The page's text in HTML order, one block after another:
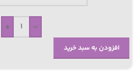
-
+
افزودن به سبد خرید